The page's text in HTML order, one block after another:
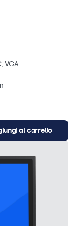
VGA
al carrello